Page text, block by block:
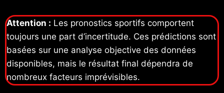
Attention : Les pronostics sportifs comportent
toujours une part d’incertitude. Ces prédictions sont
basées sur une analyse objective des données
disponibles, mais le résultat final dépendra de
nombreux facteurs imprévisibles.